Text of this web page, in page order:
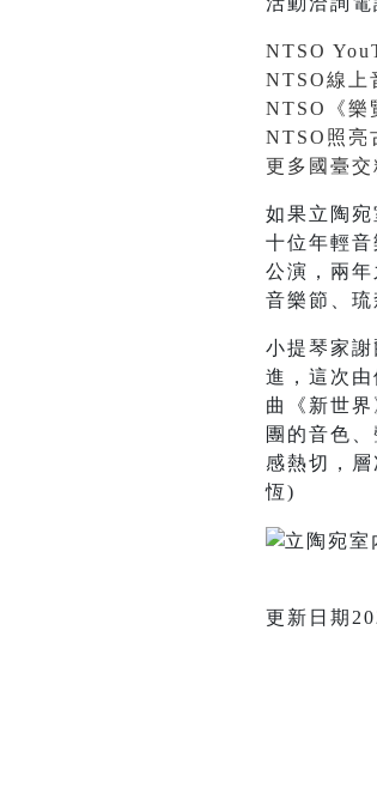
NTSO
NTSO線上
NTSO《樂
NTSO照亮
更多國臺
如果立陶
十位年輕
公演，兩
音樂節、
小提琴家
進，這次
曲《新世
團的音色
感熱切，
恆)
更新日期